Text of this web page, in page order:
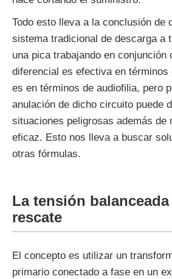
Todo esto lleva a la conclusión de
sistema tradicional de descarga a
una pica trabajando en conjunción
diferencial es efectiva en términos
es en términos de audiofilia, pero
anulación de dicho circuito puede
situaciones peligrosas además de
eficaz. Esto nos lleva a buscar
otras fórmulas.
La tensión balanceada
rescate
El concepto es utilizar un
primario conectado a fase en un